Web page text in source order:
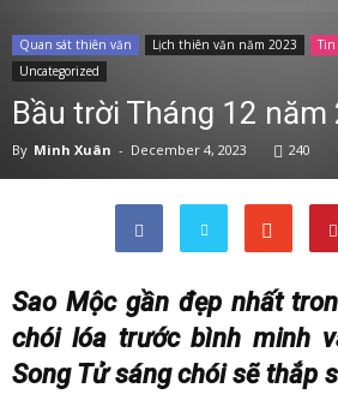
Quan sát thiên văn Lịch thiên văn năm 2023
Uncategorized
Bầu trời Tháng 12 năm
By Minh Xuân - December 4, 2023 240
Sao Mộc gần đẹp nhất
chói lóa trước bình minh
Song Tử sáng chói sẽ thắp